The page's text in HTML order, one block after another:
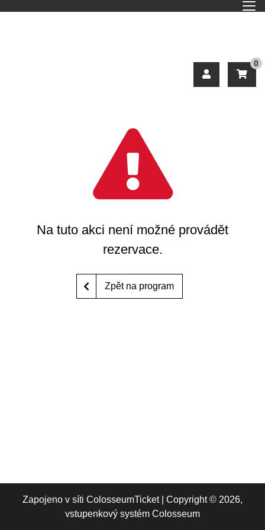
0
Na tuto akci není možné provádět
rezervace.
Zpět na program
Zapojeno v síti ColosseumTicket| Copyright © 2026,
vstupenkový systém Colosseum